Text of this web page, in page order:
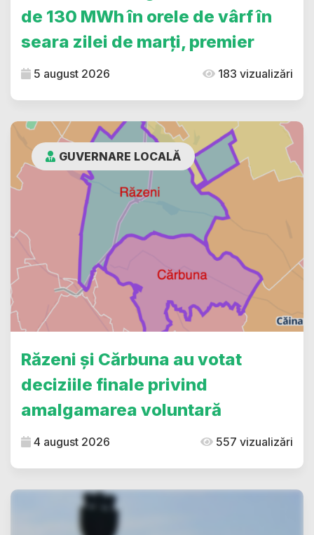
de 130 MWh în orele de vârf în
seara zilei de marți, premier
5 august 2026 183 vizualizări
GUVERNARE LOCALĂ
Răzeni și Cărbuna au votat
deciziile finale privind
amalgamarea voluntară
4 august 2026 557 vizualizări